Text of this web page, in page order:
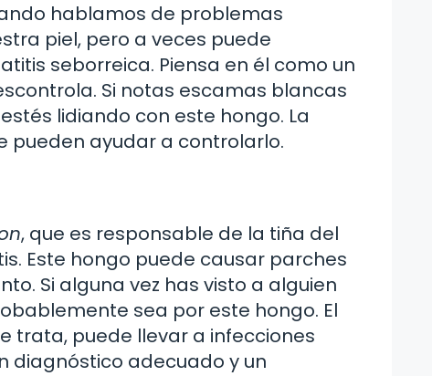
hablamos de problemas
piel, pero a veces puede
seborreica. Piensa en él como un
Si notas escamas blancas
lidiando con este hongo. La
pueden ayudar a controlarlo.
, que es responsable de la tiña del
Este hongo puede causar parches
Si alguna vez has visto a alguien
sea por este hongo. El
trata, puede llevar a infecciones
diagnóstico adecuado y un